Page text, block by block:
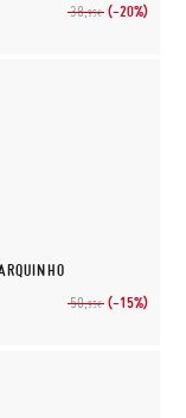
38,95€ (-20%)
50,95€ (-15%)